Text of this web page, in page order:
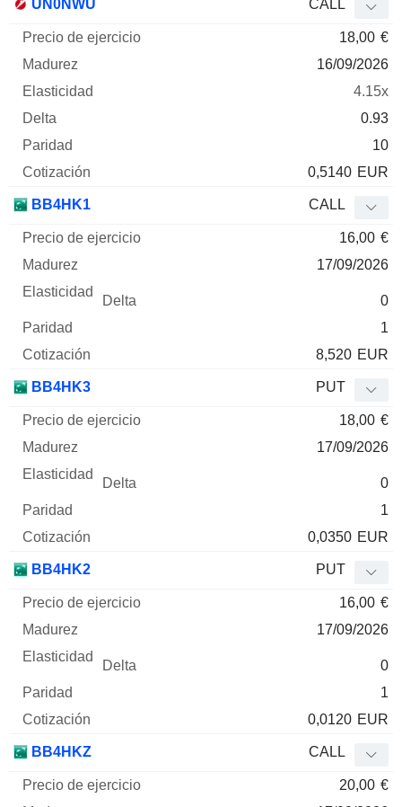
UN0NWU CALL
18,00 €
16/09/2026
4.15x
0.93
10
0,5140 EUR
BB4HK1 CALL
16,00 €
17/09/2026
0
1
8,520 EUR
BB4HK3 PUT
18,00 €
17/09/2026
0
1
0,0350 EUR
BB4HK2 PUT
16,00 €
17/09/2026
0
1
0,0120 EUR
BB4HKZ CALL
20,00 €